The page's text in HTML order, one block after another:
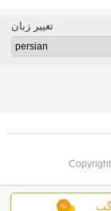
تغییر زبان